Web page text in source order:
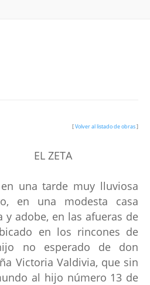
[Volver al listado de obras]
EL ZETA
una tarde muy lluviosa
en una modesta casa
y adobe, en las afueras de
en los rincones de
no esperado de don
Victoria Valdivia, que sin
al hijo número 13 de